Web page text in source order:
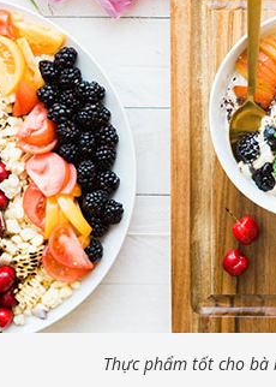
Thực phẩm tốt cho